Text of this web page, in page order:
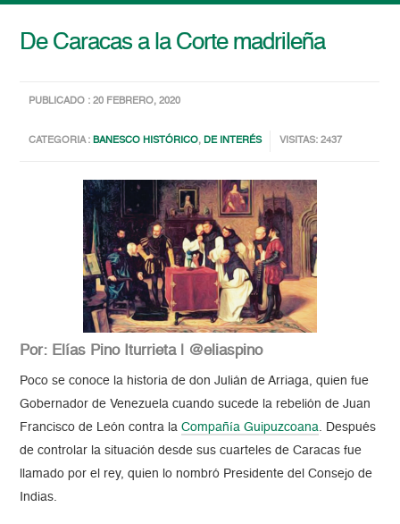
De Caracas a la Corte madrileña
PUBLICADO : 20 FEBRERO, 2020
CATEGORIA :BANESCO HISTÓRICO,DE INTERÉS VISITAS: 2437
Por: Elías Pino Iturrieta | @eliaspino
Poco se conoce la historia de don Julián de Arriaga, quien fue
Gobernador de Venezuela cuando sucede la rebelión de Juan
Francisco de León contra laCompañía Guipuzcoana. Después
de controlar la situación desde sus cuarteles de Caracas fue
llamado por el rey, quien lo nombró Presidente del Consejo de
Indias.